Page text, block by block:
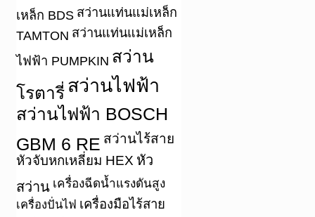
เหล็ก BDS สว่านแท่นแม่เหล็ก
TAMTON สว่านแท่นแม่เหล็ก
ไฟฟ้า PUMPKIN สว่าน
โรตารี่ สว่านไฟฟ้า
สว่านไฟฟ้า BOSCH
GBM 6 RE สว่านไร้สาย
หัวจับหกเหลี่ยม HEX หัว
สว่าน เครื่องฉีดน้ำแรงดันสูง
เครื่องปั่นไฟ เครื่องมือไร้สาย